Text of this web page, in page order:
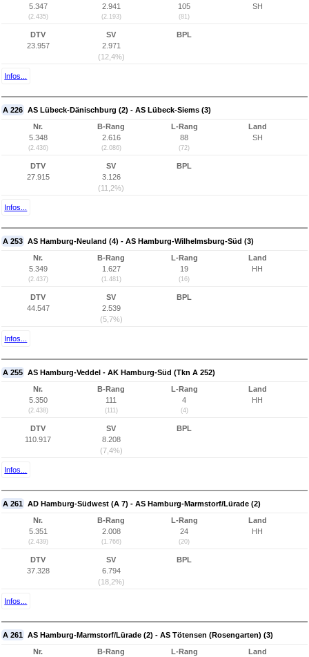
5.347
(2.435)
2.941
(2.193)
105
(81)
SH
DTV
23.957
SV
2.971
(12,4%)
BPL
Infos...
A 226 AS Lübeck-Dänischburg (2) - AS Lübeck-Siems (3)
Nr.
5.348
(2.436)
B-Rang
2.616
(2.086)
L-Rang
88
(72)
Land
SH
DTV
27.915
SV
3.126
(11,2%)
BPL
Infos...
A 253 AS Hamburg-Neuland (4) - AS Hamburg-Wilhelmsburg-Süd (3)
Nr.
5.349
(2.437)
B-Rang
1.627
(1.481)
L-Rang
19
(16)
Land
HH
DTV
44.547
SV
2.539
(5,7%)
BPL
Infos...
A 255 AS Hamburg-Veddel - AK Hamburg-Süd (Tkn A 252)
Nr.
5.350
(2.438)
B-Rang
111
(111)
L-Rang
4
(4)
Land
HH
DTV
110.917
SV
8.208
(7,4%)
BPL
Infos...
A 261 AD Hamburg-Südwest (A 7) - AS Hamburg-Marmstorf/Lürade (2)
Nr.
5.351
(2.439)
B-Rang
2.008
(1.766)
L-Rang
24
(20)
Land
HH
DTV
37.328
SV
6.794
(18,2%)
BPL
Infos...
A 261 AS Hamburg-Marmstorf/Lürade (2) - AS Tötensen (Rosengarten) (3)
Nr.
B-Rang
L-Rang
Land